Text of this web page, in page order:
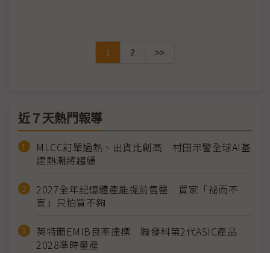
1 2 >>
近７天熱門報導
MLCC訂單過熱、出貨比創高 村田示警全球AI基
建熱潮將趨緩
2027全年記憶體產能提前售罄 買家「祕而不
宣」只怕買不夠
英特爾EMIB良率達標 聯發科第2代ASIC產品
2028準時量產